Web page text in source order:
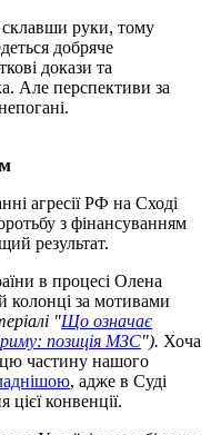
склавши руки, тому
добряче
докази та
Але перспективи за
агресії РФ на Сході
з фінансуванням
результат.
в процесі Олена
колонці за мотивами
"Що означає
позиція МЗС"). Хоча
цю частину нашого
, адже в Суді
конвенції.